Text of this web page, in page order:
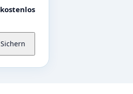
kostenlos
Sichern